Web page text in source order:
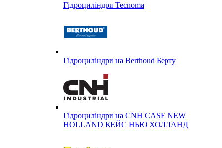
Гідроциліндри Tecnoma
Гідроциліндри на Berthoud Берту
Гідроциліндри на CNH CASE NEW
HOLLAND КЕЙС НЬЮ ХОЛЛАНД